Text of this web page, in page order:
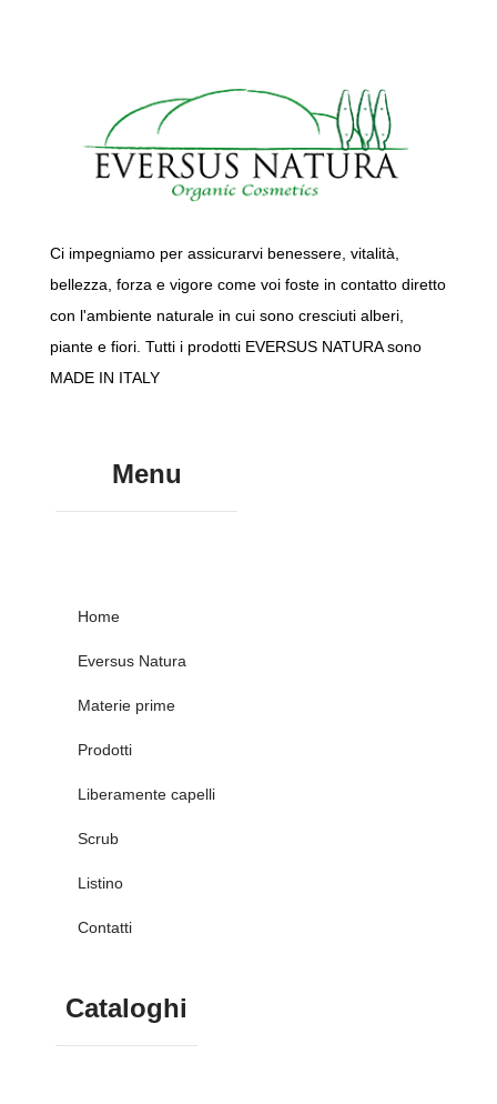
Ci impegniamo per assicurarvi benessere, vitalità,
bellezza, forza e vigore come voi foste in contatto diretto
con l'ambiente naturale in cui sono cresciuti alberi,
piante e fiori. Tutti i prodotti EVERSUS NATURA sono
MADE IN ITALY
Menu
Home
Eversus Natura
Materie prime
Prodotti
Liberamente capelli
Scrub
Listino
Contatti
Cataloghi